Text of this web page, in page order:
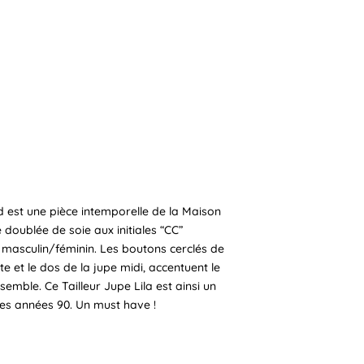
est une pièce intemporelle de la Maison
de soie aux initiales “CC”
féminin. Les boutons cerclés de
et le dos de la jupe midi, accentuent le
Ce Tailleur Jupe Lila est ainsi un
années 90. Un must have !